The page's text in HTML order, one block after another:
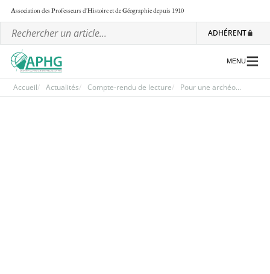
Association desProfesseurs d'Histoire et deGéographiedepuis 1910
ADHÉRENT
MENU
Accueil Actualités Compte-rendu de lecture Pour une archéo...